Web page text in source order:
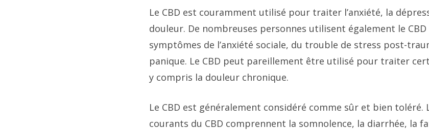
Le CBD est couramment utilisé pour traiter l’anxiété, la
douleur. De nombreuses personnes utilisent également le
symptômes de l’anxiété sociale, du trouble de stress post-
panique. Le CBD peut pareillement être utilisé pour traiter
y compris la douleur chronique.
Le CBD est généralement considéré comme sûr et bien toléré.
courants du CBD comprennent la somnolence, la diarrhée, la